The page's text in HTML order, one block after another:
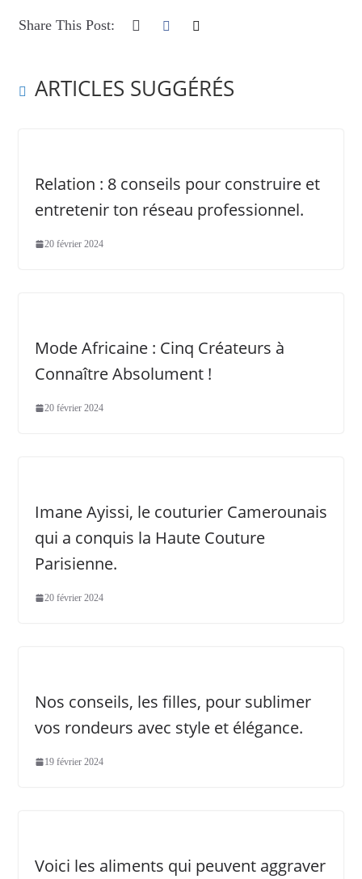
Share This Post:
ARTICLES SUGGÉRÉS
Relation : 8 conseils pour construire et
entretenir ton réseau professionnel.
20 février 2024
Mode Africaine : Cinq Créateurs à
Connaître Absolument !
20 février 2024
Imane Ayissi, le couturier Camerounais
qui a conquis la Haute Couture
Parisienne.
20 février 2024
Nos conseils, les filles, pour sublimer
vos rondeurs avec style et élégance.
19 février 2024
Voici les aliments qui peuvent aggraver